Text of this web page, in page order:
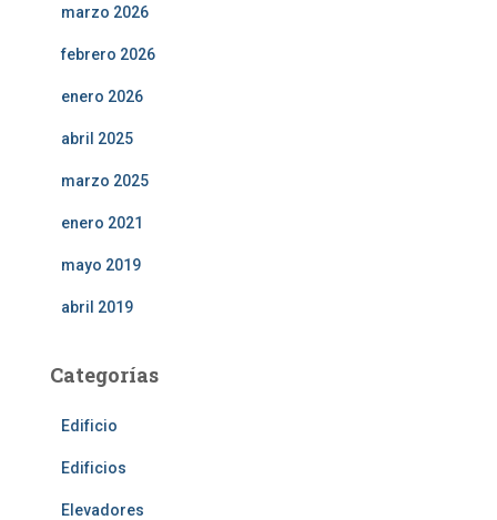
marzo 2026
febrero 2026
enero 2026
abril 2025
marzo 2025
enero 2021
mayo 2019
abril 2019
Categorías
Edificio
Edificios
Elevadores